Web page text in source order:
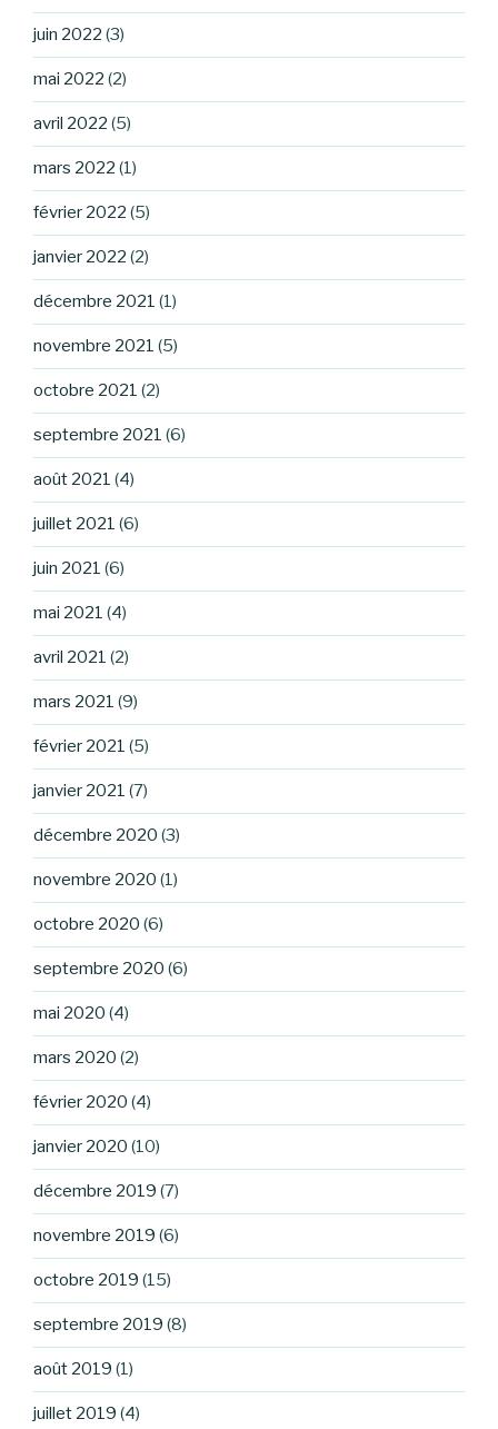
juin 2022 (3)
mai 2022 (2)
avril 2022 (5)
mars 2022 (1)
février 2022 (5)
janvier 2022 (2)
décembre 2021 (1)
novembre 2021 (5)
octobre 2021 (2)
septembre 2021 (6)
août 2021 (4)
juillet 2021 (6)
juin 2021 (6)
mai 2021 (4)
avril 2021 (2)
mars 2021 (9)
février 2021 (5)
janvier 2021 (7)
décembre 2020 (3)
novembre 2020 (1)
octobre 2020 (6)
septembre 2020 (6)
mai 2020 (4)
mars 2020 (2)
février 2020 (4)
janvier 2020 (10)
décembre 2019 (7)
novembre 2019 (6)
octobre 2019 (15)
septembre 2019 (8)
août 2019 (1)
juillet 2019 (4)